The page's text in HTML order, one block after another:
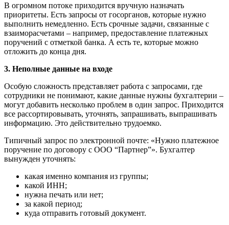
В огромном потоке приходится вручную назначать
приоритеты. Есть запросы от госорганов, которые нужно
выполнить немедленно. Есть срочные задачи, связанные с
взаиморасчетами – например, предоставление платежных
поручений с отметкой банка. А есть те, которые можно
отложить до конца дня.
3. Неполные данные на входе
Особую сложность представляет работа с запросами, где
сотрудники не понимают, какие данные нужны бухгалтерии –
могут добавить несколько проблем в один запрос. Приходится
все рассортировывать, уточнять, запрашивать, выпрашивать
информацию. Это действительно трудоемко.
Типичный запрос по электронной почте: «Нужно платежное
поручение по договору с ООО “Партнер”». Бухгалтер
вынужден уточнять:
какая именно компания из группы;
какой ИНН;
нужна печать или нет;
за какой период;
куда отправить готовый документ.